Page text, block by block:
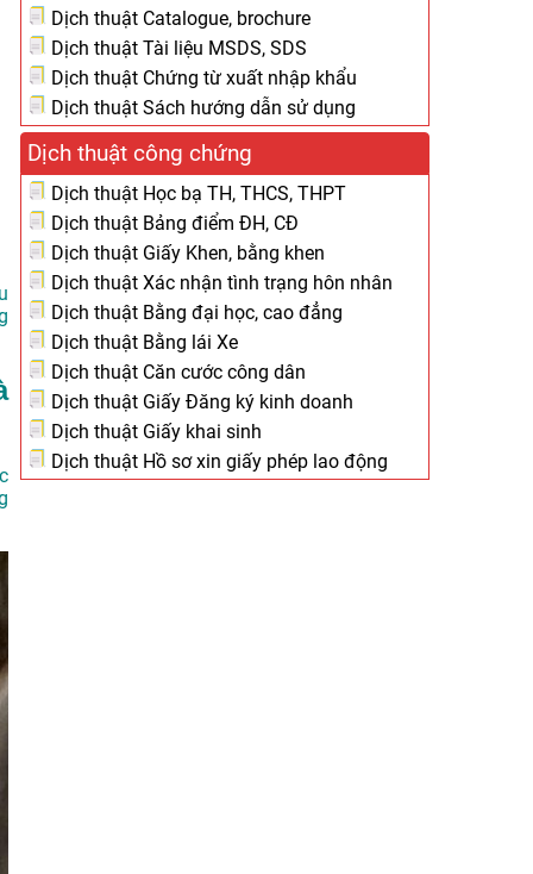
Dịch thuật Catalogue, brochure
Dịch thuật Tài liệu MSDS, SDS
Dịch thuật Chứng từ xuất nhập khẩu
Dịch thuật Sách hướng dẫn sử dụng
Dịch thuật công chứng
Dịch thuật Học bạ TH, THCS, THPT
Dịch thuật Bảng điểm ĐH, CĐ
Dịch thuật Giấy Khen, bằng khen
Dịch thuật Xác nhận tình trạng hôn nhân
Dịch thuật Bằng đại học, cao đẳng
Dịch thuật Bằng lái Xe
Dịch thuật Căn cước công dân
Dịch thuật Giấy Đăng ký kinh doanh
Dịch thuật Giấy khai sinh
Dịch thuật Hồ sơ xin giấy phép lao động